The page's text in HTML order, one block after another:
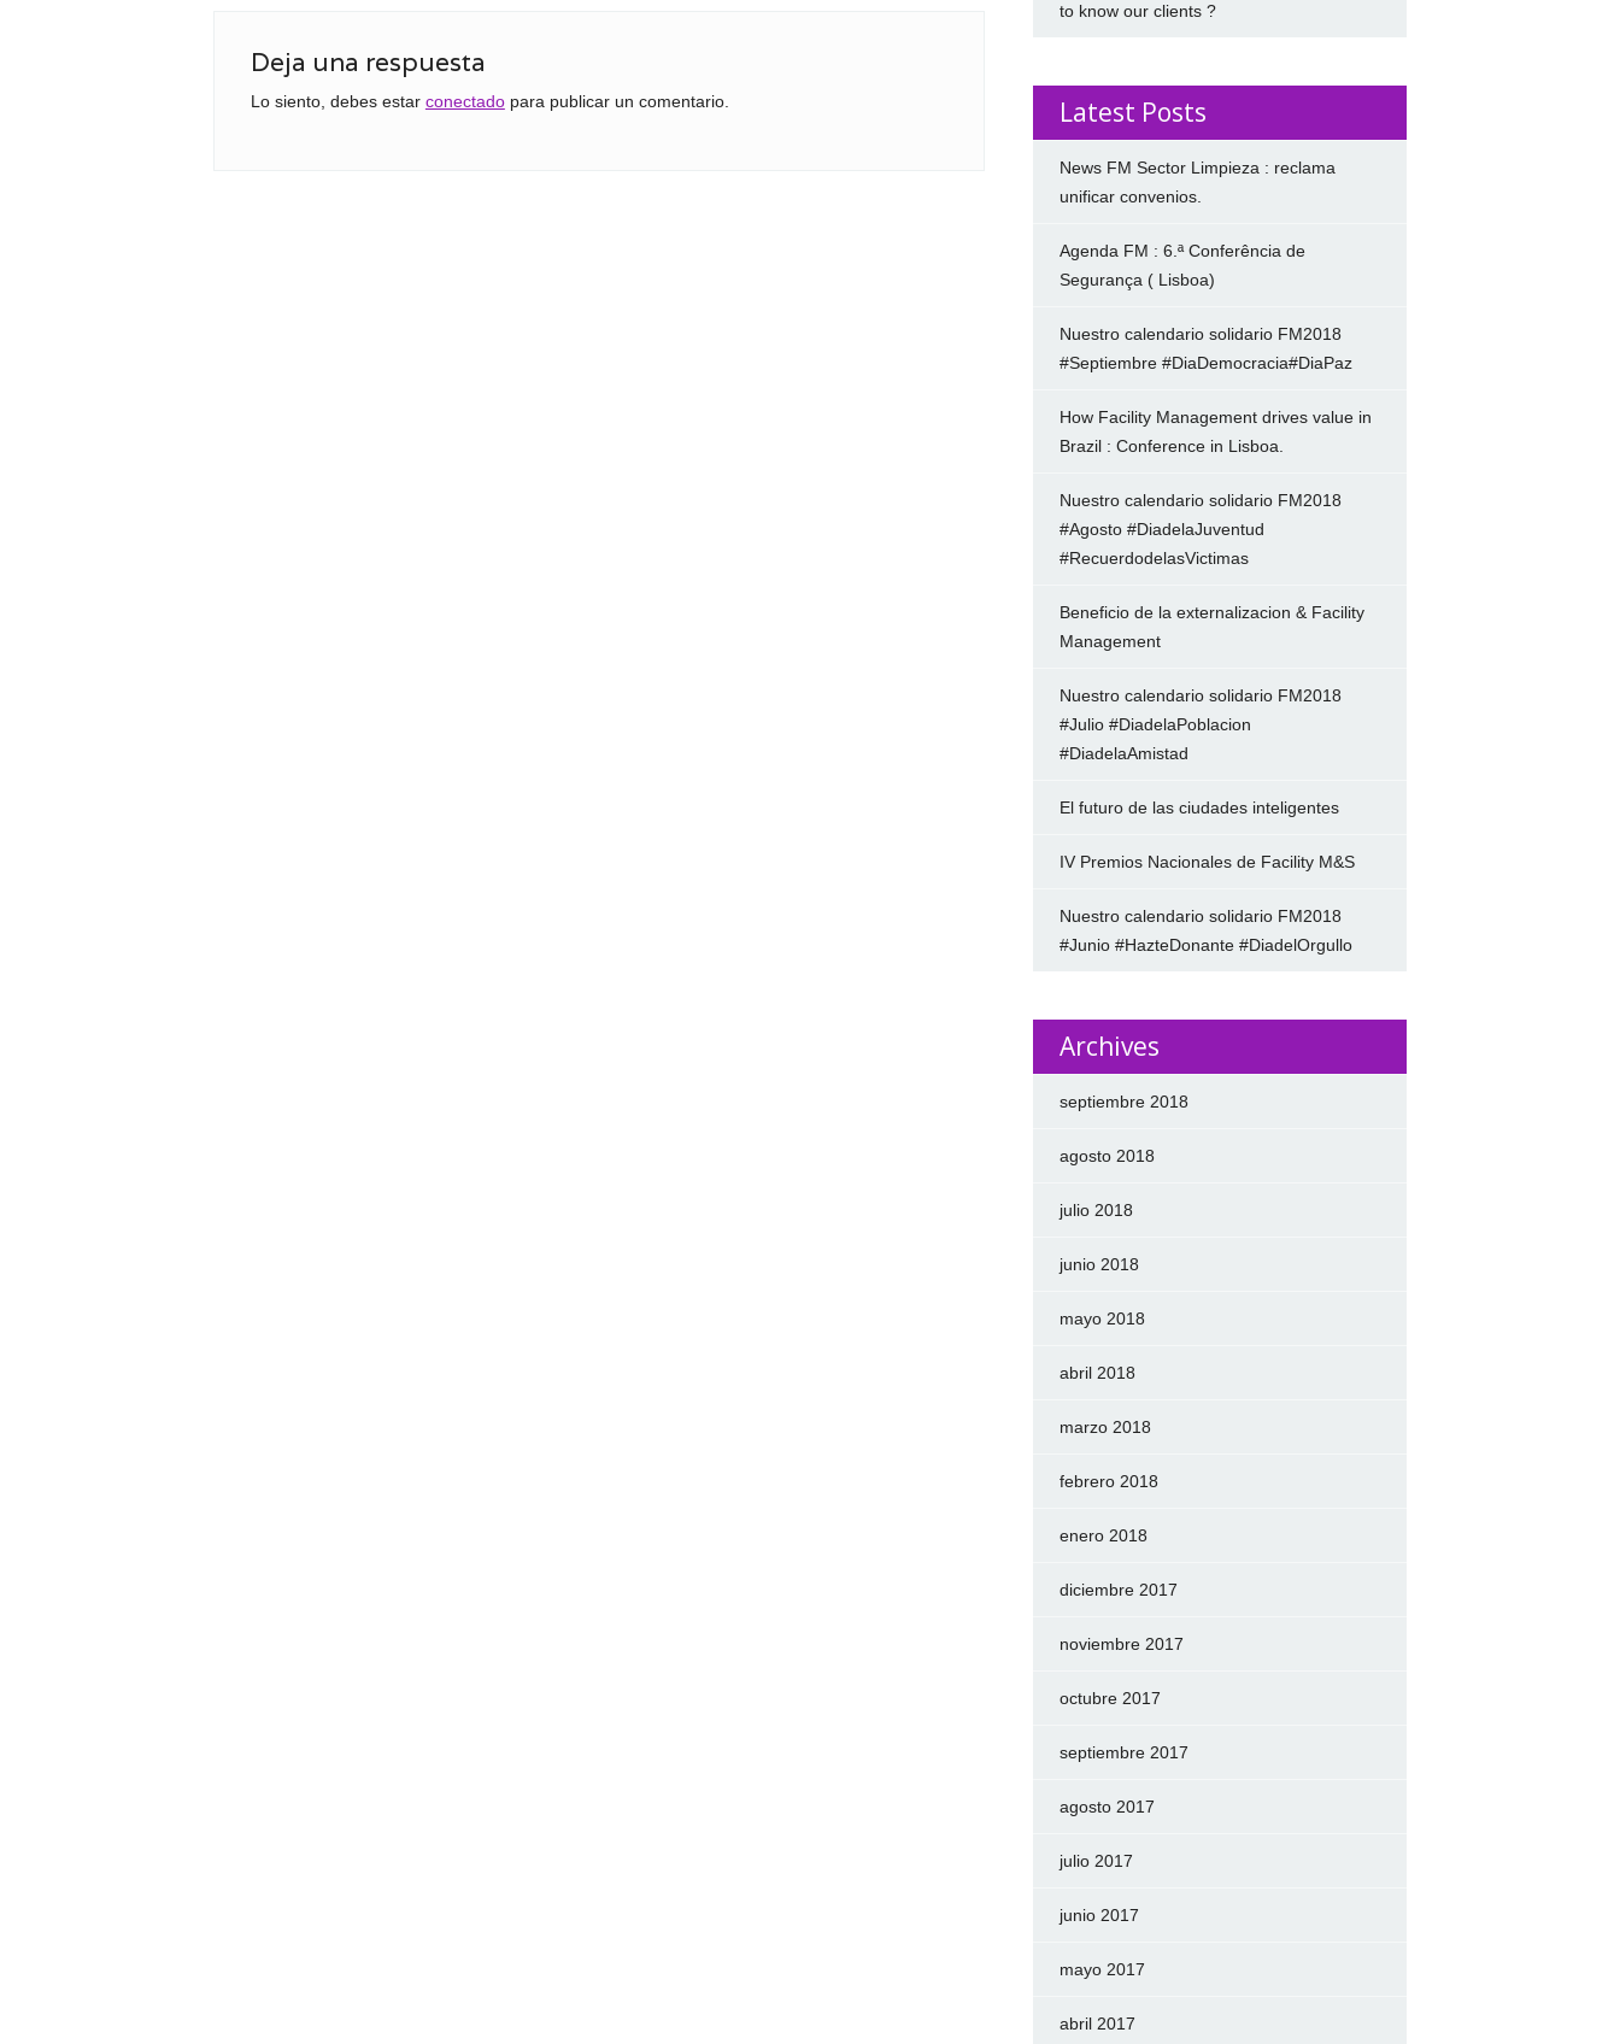
Deja una respuesta
Lo siento, debes estar conectadopara publicar un comentario.
to know our clients ?
Latest Posts
News FM Sector Limpieza : reclama
unificar convenios.
Agenda FM : 6.ª Conferência de
Segurança ( Lisboa)
Nuestro calendario solidario FM2018
#Septiembre #DiaDemocracia#DiaPaz
How Facility Management drives value in
Brazil : Conference in Lisboa.
Nuestro calendario solidario FM2018
#Agosto #DiadelaJuventud
#RecuerdodelasVictimas
Beneficio de la externalizacion & Facility
Management
Nuestro calendario solidario FM2018
#Julio #DiadelaPoblacion
#DiadelaAmistad
El futuro de las ciudades inteligentes
IV Premios Nacionales de Facility M&S
Nuestro calendario solidario FM2018
#Junio #HazteDonante #DiadelOrgullo
Archives
septiembre 2018
agosto 2018
julio 2018
junio 2018
mayo 2018
abril 2018
marzo 2018
febrero 2018
enero 2018
diciembre 2017
noviembre 2017
octubre 2017
septiembre 2017
agosto 2017
julio 2017
junio 2017
mayo 2017
abril 2017